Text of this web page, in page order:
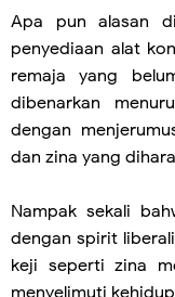
Apa pun alasan
penyediaan alat
remaja yang
dibenarkan
dengan
dan zina yang
Nampak sekali
dengan spirit
keji seperti zina
menyelimuti